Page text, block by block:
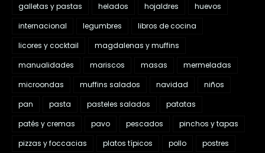
galletas y pastas
helados hojaldres
huevos
internacional
legumbres
libros de cocina
licores y cocktail
magdalenas y muffins
manualidades
mariscos masas
mermeladas
microondas
muffins salados navidad
niños
pan
pasta pasteles salados
patatas
patés y cremas
pavo pescados
pinchos y tapas
pizzas y foccacias
platos típicos pollo
postres